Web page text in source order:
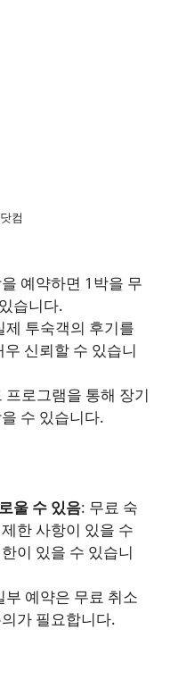
컴
예약하면 1박을 무
습니다.
제 투숙객의 후기를
신뢰할 수 있습니
프로그램을 통해 장기
수 있습니다.
울 수 있음: 무료 숙
한 사항이 있을 수
이 있을 수 있습니
부 예약은 무료 취소
가 필요합니다.